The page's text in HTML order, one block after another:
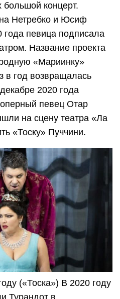
большой концерт.
Нетребко и Юсиф
певица подписала
Название проекта
«Мариинку»
в год возвращалась
2020 года
оперный певец Отар
на сцену театра «Ла
«Тоску» Пуччини.
(«Тоска») В 2020 году